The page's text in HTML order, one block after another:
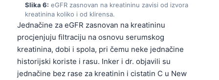
Slika 6: eGFR zasnovan na kreatininu zavisi od izvora
kreatinina koliko i od klirensa.
Jednačine za eGFR zasnovan na kreatininu
procjenjuju filtraciju na osnovu serumskog
kreatinina, dobi i spola, pri čemu neke jednačine
historijski koriste i rasu. Inker i dr. objavili su
jednačine bez rase za kreatinin i cistatin C u New
മലയാളം
Bahasa Melayu
Tiếng Việt
Tagalog
ไทย